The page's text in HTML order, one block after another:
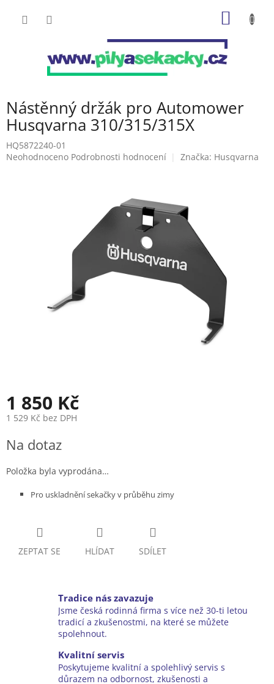
Nástěnný držák pro Automower
Husqvarna 310/315/315X
HQ5872240-01
Průměrné
Neohodnoceno Podrobnosti hodnocení Značka: Husqvarna
1 850 Kč
1 529 Kč bez DPH
cena:
Na dotaz
Položka byla vyprodána…
Pro uskladnění sekačky v průběhu zimy
ZEPTAT SE HLÍDAT SDÍLET
Tradice nás zavazuje
Jsme česká rodinná firma s více než 30-ti letou
tradicí a zkušenostmi, na které se můžete
spolehnout.
Kvalitní servis
Poskytujeme kvalitní a spolehlivý servis s
důrazem na odbornost, zkušenosti a